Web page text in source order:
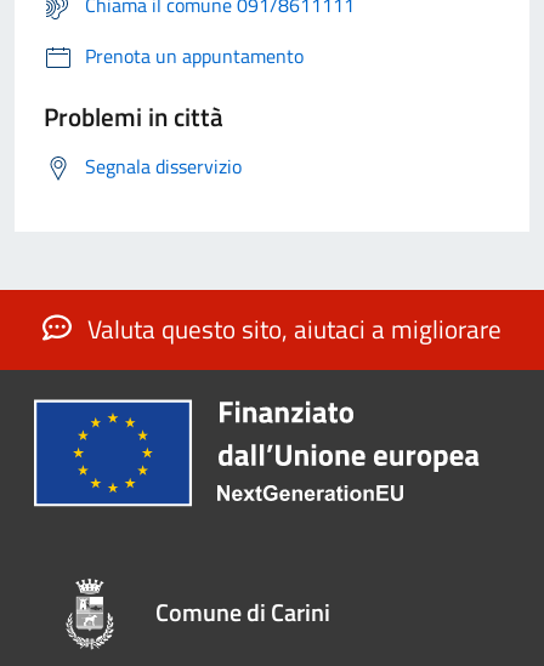
Prenota un appuntamento
Problemi in città
Segnala disservizio
Valuta questo sito, aiutaci a migliorare
Comune di Carini